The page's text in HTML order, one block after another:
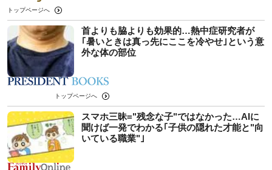
トップページへ
首よりも脇よりも効果的…熱中症研究者が
｢暑いときは真っ先にここを冷やせ｣という意
外な体の部位
トップページへ
スマホ三昧="残念な子"ではなかった…AIに
聞けば一発でわかる｢子供の隠れた才能と"向
いている職業"｣